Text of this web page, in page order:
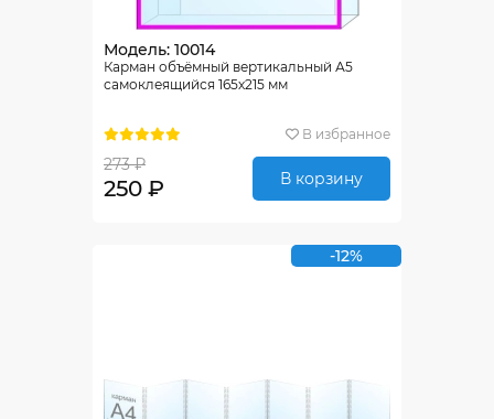
Модель: 10014
Карман объёмный вертикальный А5
самоклеящийся 165х215 мм
В избранное
273 ₽
250 ₽ В корзину
-12%